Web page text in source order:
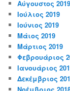
Αύγουστος 2019
Ιούλιος 2019
Ιούνιος 2019
Μάιος 2019
Μάρτιος 2019
Φεβρουάριος
Ιανουάριος
Δεκέμβριος